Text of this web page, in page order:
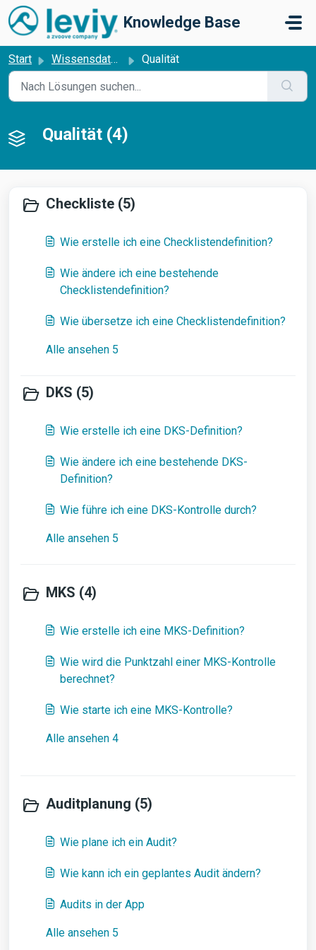
Zum hauptsächlichen Inhalt gehen
Knowledge Base
Start Wissensdatenbank Qualität
Qualität (4)
Checkliste (5)
Wie erstelle ich eine Checklistendefinition?
Wie ändere ich eine bestehende
Checklistendefinition?
Wie übersetze ich eine Checklistendefinition?
Alle ansehen 5
DKS (5)
Wie erstelle ich eine DKS-Definition?
Wie ändere ich eine bestehende DKS-
Definition?
Wie führe ich eine DKS-Kontrolle durch?
Alle ansehen 5
MKS (4)
Wie erstelle ich eine MKS-Definition?
Wie wird die Punktzahl einer MKS-Kontrolle
berechnet?
Wie starte ich eine MKS-Kontrolle?
Alle ansehen 4
Auditplanung (5)
Wie plane ich ein Audit?
Wie kann ich ein geplantes Audit ändern?
Audits in der App
Alle ansehen 5